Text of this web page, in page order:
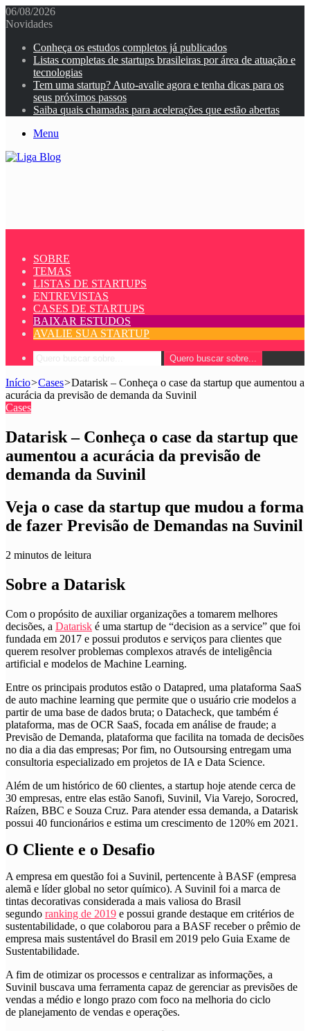
06/08/2026
Novidades
Conheça os estudos completos já publicados
Listas completas de startups brasileiras por área de atuação e
tecnologias
Tem uma startup? Auto-avalie agora e tenha dicas para os
seus próximos passos
Saiba quais chamadas para acelerações que estão abertas
Menu
SOBRE
TEMAS
LISTAS DE STARTUPS
ENTREVISTAS
CASES DE STARTUPS
BAIXAR ESTUDOS
AVALIE SUA STARTUP
Quero buscar sobre...
Início>Cases>Datarisk – Conheça o case da startup que aumentou a
acurácia da previsão de demanda da Suvinil
Cases
Datarisk – Conheça o case da startup que
aumentou a acurácia da previsão de
demanda da Suvinil
Veja o case da startup que mudou a forma
de fazer Previsão de Demandas na Suvinil
2 minutos de leitura
Sobre a Datarisk
Com o propósito de auxiliar organizações a tomarem melhores
decisões, a Datarisk é uma startup de “decision as a service” que foi
fundada em 2017 e possui produtos e serviços para clientes que
querem resolver problemas complexos através de inteligência
artificial e modelos de Machine Learning.
Entre os principais produtos estão o Datapred, uma plataforma SaaS
de auto machine learning que permite que o usuário crie modelos a
partir de uma base de dados bruta; o Datacheck, que também é
plataforma, mas de OCR SaaS, focada em análise de fraude; a
Previsão de Demanda, plataforma que facilita na tomada de decisões
no dia a dia das empresas; Por fim, no Outsoursing entregam uma
consultoria especializado em projetos de IA e Data Science.
Além de um histórico de 60 clientes, a startup hoje atende cerca de
30 empresas, entre elas estão Sanofi, Suvinil, Via Varejo, Sorocred,
Raízen, BBC e Souza Cruz. Para atender essa demanda, a Datarisk
possui 40 funcionários e estima um crescimento de 120% em 2021.
O Cliente e o Desafio
A empresa em questão foi a Suvinil, pertencente à BASF (empresa
alemã e líder global no setor químico). A Suvinil foi a marca de
tintas decorativas considerada a mais valiosa do Brasil
segundo ranking de 2019 e possui grande destaque em critérios de
sustentabilidade, o que colaborou para a BASF receber o prêmio de
empresa mais sustentável do Brasil em 2019 pelo Guia Exame de
Sustentabilidade.
A fim de otimizar os processos e centralizar as informações, a
Suvinil buscava uma ferramenta capaz de gerenciar as previsões de
vendas a médio e longo prazo com foco na melhoria do ciclo
de planejamento de vendas e operações.